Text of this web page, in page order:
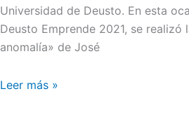
Universidad de Deusto. En esta
Deusto Emprende 2021, se
anomalía» de José
Leer más »